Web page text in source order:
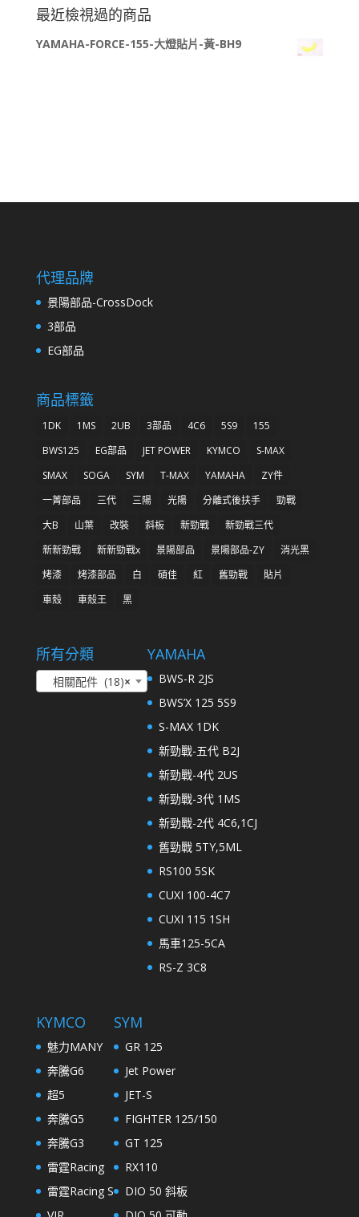
關
字:
最近檢視過的商品
YAMAHA-FORCE-155-大燈貼片-黃-BH9
代理品牌
景陽部品-CrossDock
3部品
EG部品
商品標籤
1DK 1MS 2UB 3部品 4C6 5S9
155
BWS125
EG部品 JET POWER KYMCO
S-MAX
SMAX
SOGA SYM T-MAX YAMAHA
ZY件
一菁部品
三代 三陽 光陽 分離式後扶手
勁戰
大B
山葉 改裝 斜板 新勁戰
新勁戰三代
新新勁戰
新新勁戰x 景陽部品 景陽部品-ZY
消光黑
烤漆
烤漆部品 白 碩佳 紅 舊勁戰
貼片
車殼
車殼王 黑
所有分類
×
相關配件 (18)
YAMAHA
BWS-R 2JS
BWS’X 125 5S9
S-MAX 1DK
新勁戰-五代 B2J
新勁戰-4代 2US
新勁戰-3代 1MS
新勁戰-2代 4C6,1CJ
舊勁戰 5TY,5ML
RS100 5SK
CUXI 100-4C7
CUXI 115 1SH
馬車125-5CA
RS-Z 3C8
KYMCO
魅力MANY
奔騰G6
超5
奔騰G5
奔騰G3
雷霆Racing
雷霆Racing S
SYM
GR 125
Jet Power
JET-S
FIGHTER 125/150
GT 125
RX110
DIO 50 斜板